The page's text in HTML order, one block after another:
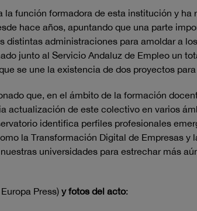
la función formadora de esta institución y
hace años, apuntando que una parte
distintas administraciones para amoldar a
junto al Servicio Andaluz de Empleo un
se une la existencia de dos proyectos
que, en el ámbito de la formación
actualización de este colectivo en varios
identifica perfiles profesionales
la Transformación Digital de Empresas
universidades para estrechar más
Press) y fotos del acto: